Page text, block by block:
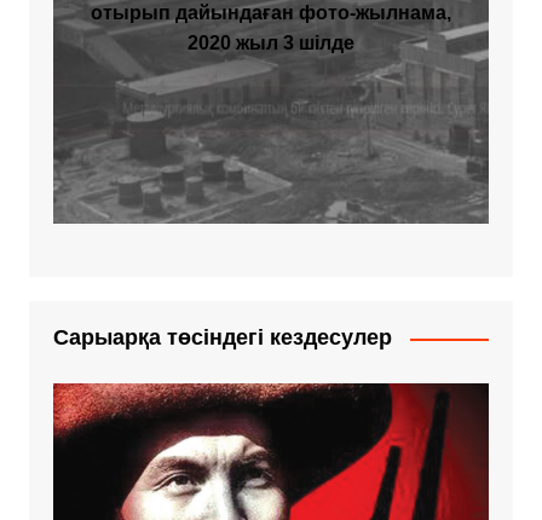
отырып дайындаған фото-жылнама,
2020 жыл 3 шілде
Сарыарқа төсіндегі кездесулер